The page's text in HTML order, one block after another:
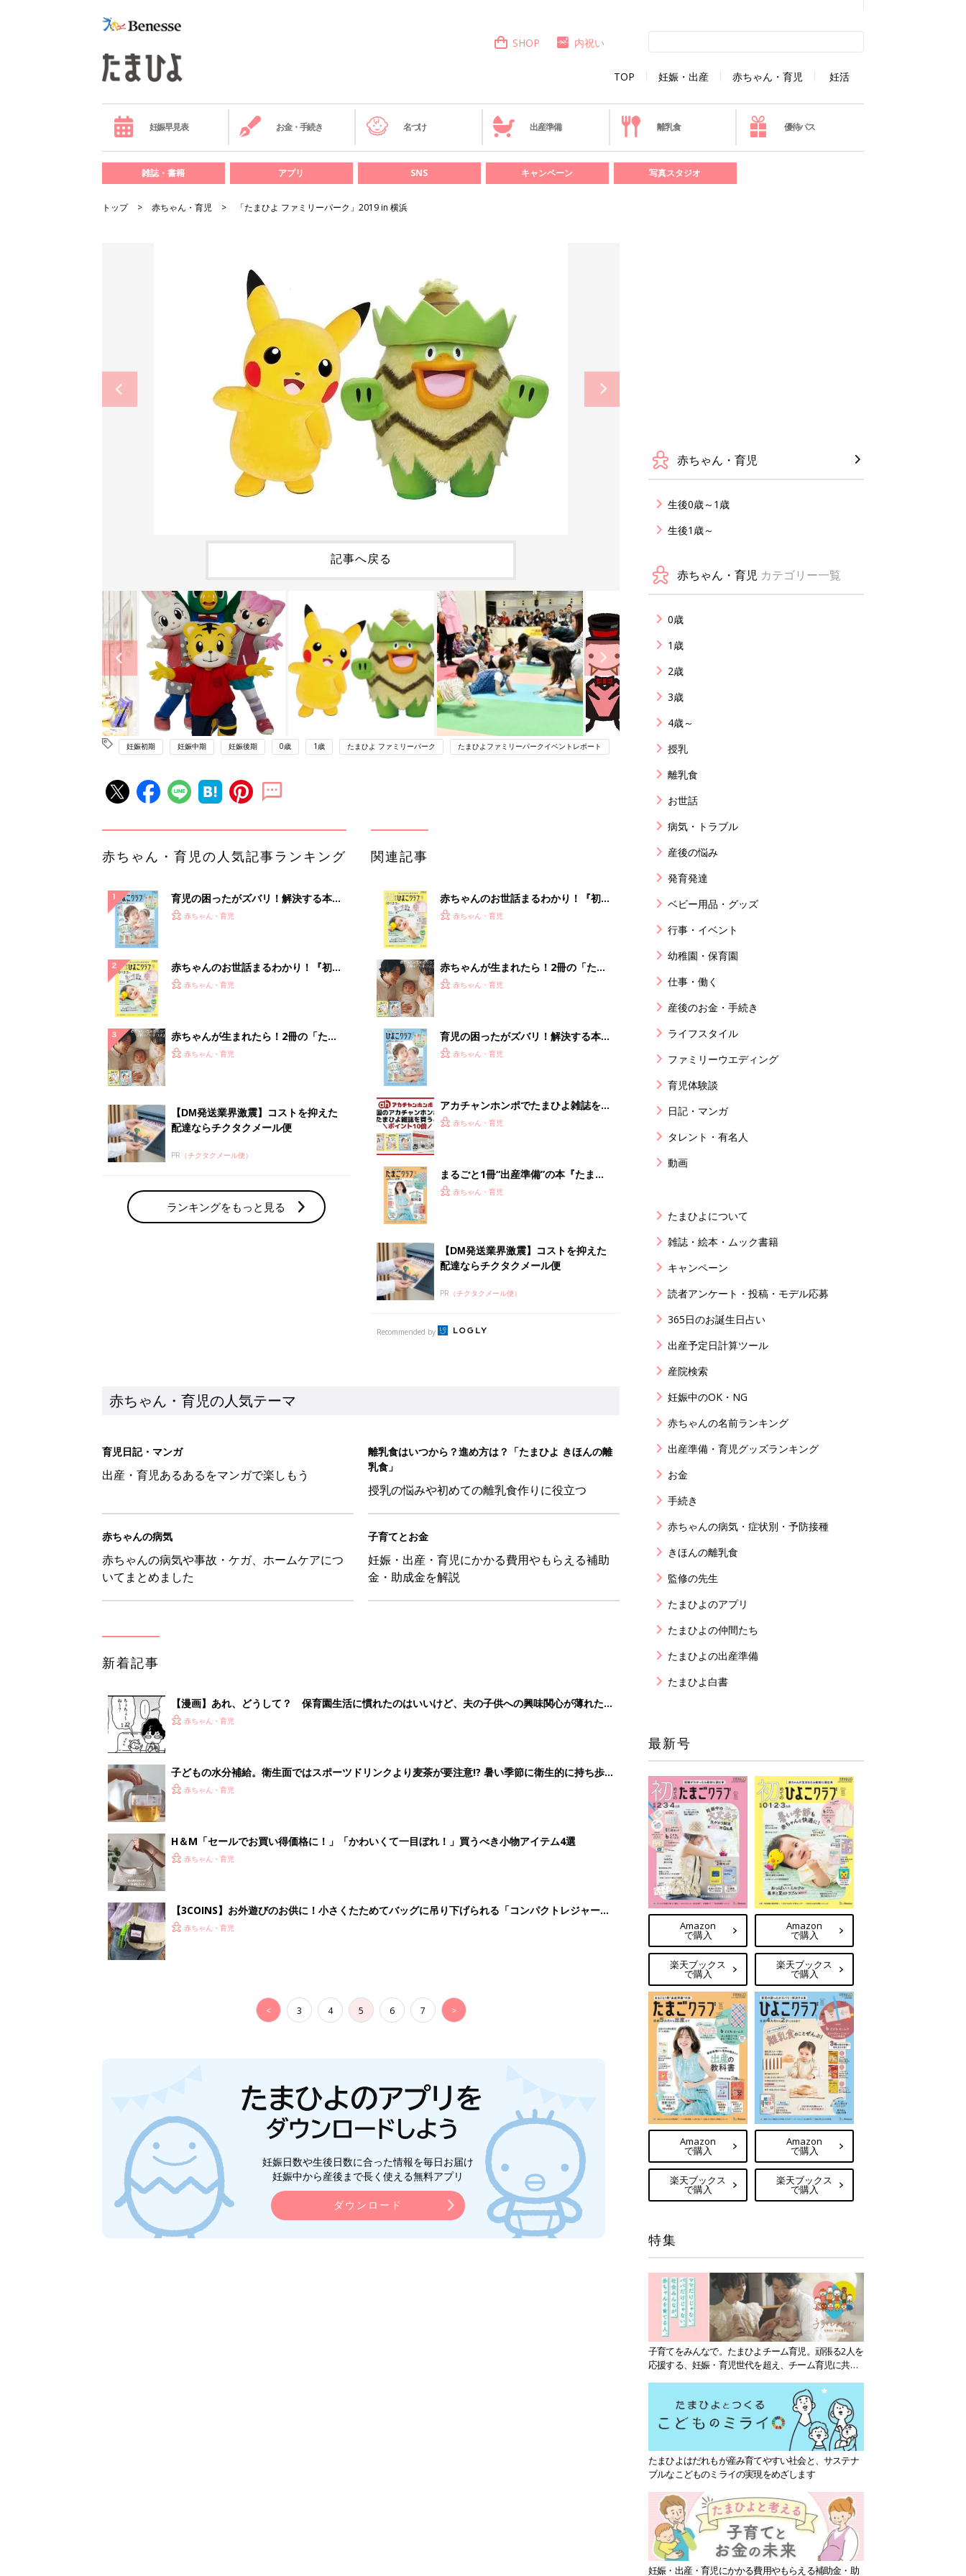
TOP 妊娠・出産 赤ちゃん・育児 妊活
SHOP 内祝い
妊娠早見表 お金・手続き 名づけ 出産準備 離乳食 優待パス
雑誌・書籍 アプリ SNS キャンペーン 写真スタジオ
トップ 赤ちゃん・育児 「たまひよ ファミリーパーク」2019 in 横浜
記事へ戻る
妊娠初期 妊娠中期 妊娠後期 0歳 1歳 たまひよ ファミリーパーク たまひよファミリーパークイベントレポート
赤ちゃん・育児の人気記事ランキング
育児の困ったがズバリ！解決する本
『ひよこクラブ 夏号』 4カ月～2才
赤ちゃん・育児
赤ちゃんのお世話まるわかり！『初め
てのひよこクラブ 夏号』〈巻頭大特
赤ちゃん・育児
赤ちゃんが生まれたら！2冊の「たま
ひよ」
赤ちゃん・育児
【DM発送業界激震】コストを抑えた
配達ならチクタクメール便
PR（チクタクメール便）
ランキングをもっと見る
関連記事
赤ちゃんのお世話まるわかり！『初め
てのひよこクラブ 夏号』〈巻頭大特
赤ちゃん・育児
赤ちゃんが生まれたら！2冊の「たま
ひよ」
赤ちゃん・育児
育児の困ったがズバリ！解決する本
『ひよこクラブ 秋号』 4カ月～2才
赤ちゃん・育児
アカチャンホンポでたまひよ雑誌を買
うとポイント10倍【期間限定】
赤ちゃん・育児
まるごと1冊“出産準備”の本『たまご
クラブ 夏号』〈スペシャル大特集〉
赤ちゃん・育児
【DM発送業界激震】コストを抑えた
配達ならチクタクメール便
PR（チクタクメール便）
Recommended by
赤ちゃん・育児の人気テーマ
育児日記・マンガ
出産・育児あるあるをマンガで楽しもう
離乳食はいつから？進め方は？「たまひよ きほんの離
乳食」
授乳の悩みや初めての離乳食作りに役立つ
赤ちゃんの病気
赤ちゃんの病気や事故・ケガ、ホームケアにつ
いてまとめました
子育てとお金
妊娠・出産・育児にかかる費用やもらえる補助
金・助成金を解説
新着記事
【漫画】あれ、どうして？ 保育園生活に慣れたのはいいけど、夫の子供への興味関心が薄れた気
がする……！『ふうふう子育て ＃91』
赤ちゃん・育児
子どもの水分補給。衛生面ではスポーツドリンクより麦茶が要注意!? 暑い季節に衛生的に持ち歩
く3つのコツとは？【専門家監修】
赤ちゃん・育児
H＆М「セールでお買い得価格に！」「かわいくて一目ぼれ！」買うべき小物アイテム4選
赤ちゃん・育児
【3COINS】お外遊びのお供に！小さくたためてバッグに吊り下げられる「コンパクトレジャーシ
ート」
赤ちゃん・育児
< 3 4 5 6 7 >
妊娠日数や生後日数に合った情報を毎日お届け
妊娠中から産後まで長く使える無料アプリ
ダウンロード
赤ちゃん・育児
生後0歳～1歳
生後1歳～
赤ちゃん・育児 カテゴリー一覧
0歳
1歳
2歳
3歳
4歳～
授乳
離乳食
お世話
病気・トラブル
産後の悩み
発育発達
ベビー用品・グッズ
行事・イベント
幼稚園・保育園
仕事・働く
産後のお金・手続き
ライフスタイル
ファミリーウエディング
育児体験談
日記・マンガ
タレント・有名人
動画
たまひよについて
雑誌・絵本・ムック書籍
キャンペーン
読者アンケート・投稿・モデル応募
365日のお誕生日占い
出産予定日計算ツール
産院検索
妊娠中のOK・NG
赤ちゃんの名前ランキング
出産準備・育児グッズランキング
お金
手続き
赤ちゃんの病気・症状別・予防接種
きほんの離乳食
監修の先生
たまひよのアプリ
たまひよの仲間たち
たまひよの出産準備
たまひよ白書
最新号
Amazon
で購入
楽天ブックス
で購入
Amazon
で購入
楽天ブックス
で購入
Amazon
で購入
楽天ブックス
で購入
Amazon
で購入
楽天ブックス
で購入
特集
子育てをみんなで。たまひよチーム育児。頑張る2人を
応援する、妊娠・育児世代を超え、チーム育児に共感
たまひよはだれもが産み育てやすい社会と、サステナ
ブルなこどものミライの実現をめざします
妊娠・出産・育児にかかる費用やもらえる補助金・助